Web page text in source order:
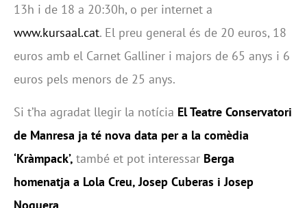
13h i de 18 a 20:30h, o per internet a
www.kursaal.cat. El preu general és de 20 euros, 18
euros amb el Carnet Galliner i majors de 65 anys i 6
euros pels menors de 25 anys.
Si t’ha agradat llegir la notícia El Teatre Conservatori
de Manresa ja té nova data per a la comèdia
‘Kràmpack’, també et pot interessar Berga
homenatja a Lola Creu, Josep Cuberas i Josep